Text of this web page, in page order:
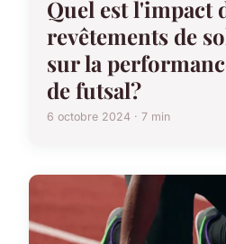
Quel est l'impact
revêtements de
sur la
de futsal?
6 octobre 2024 · 7 min